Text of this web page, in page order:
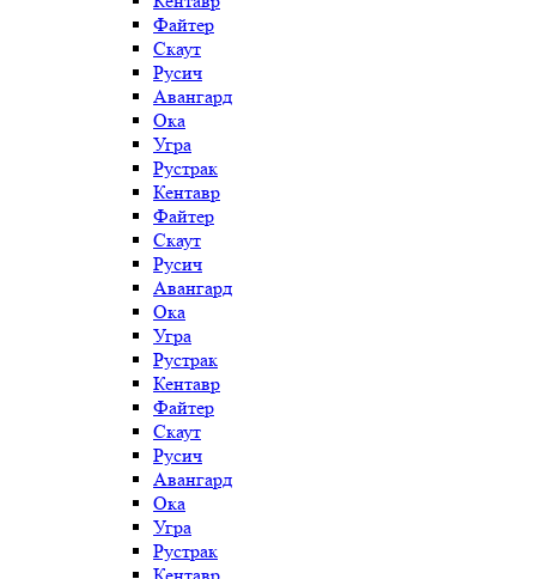
Файтер
Скаут
Русич
Авангард
Ока
Угра
Рустрак
Кентавр
Файтер
Скаут
Русич
Авангард
Ока
Угра
Рустрак
Кентавр
Файтер
Скаут
Русич
Авангард
Ока
Угра
Рустрак